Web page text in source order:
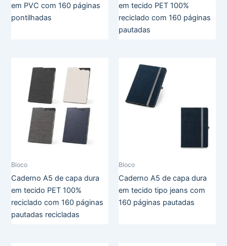
em PVC com 160 páginas
pontilhadas
em tecido PET 100%
reciclado com 160 páginas
pautadas
Bloco
Caderno A5 de capa dura
em tecido PET 100%
reciclado com 160 páginas
pautadas recicladas
Bloco
Caderno A5 de capa dura
em tecido tipo jeans com
160 páginas pautadas